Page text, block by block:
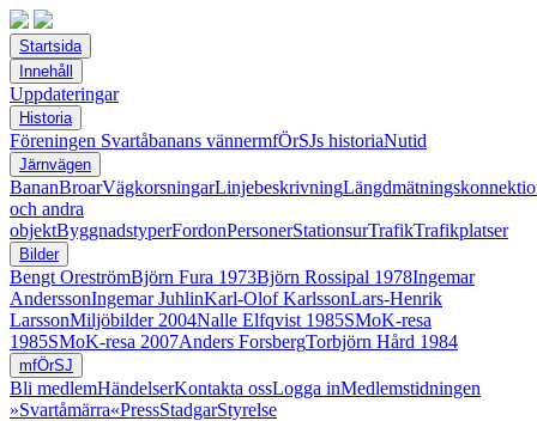
Startsida
Innehåll
Uppdateringar
Historia
Föreningen Svartåbanans vännermfÖrSJs historiaNutid
Järnvägen
BananBroarVägkorsningarLinjebeskrivning
och andra
objektByggnadstyperFordonPersonerStationsurTrafikTrafikplatser
Bilder
Bengt OreströmBjörn Fura 1973Björn Rossipal 1978Ingemar
AnderssonIngemar JuhlinKarl-Olof KarlssonLars-Henrik
LarssonMiljöbilder 2004Nalle Elfqvist 1985SMoK-resa
1985SMoK-resa 2007Anders ForsbergTorbjörn Hård 1984
mfÖrSJ
Bli medlemHändelserKontakta ossLogga inMedlemstidningen
»Svartåmärra«PressStadgarStyrelse